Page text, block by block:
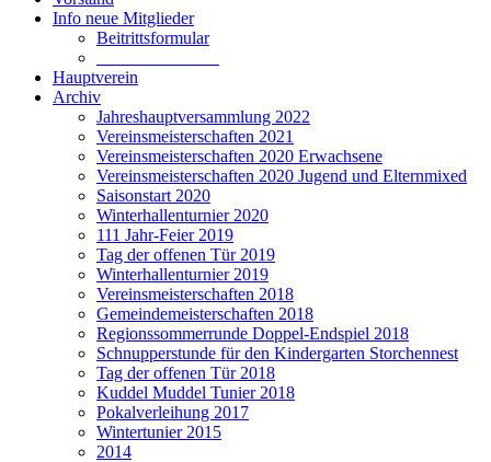
Info neue Mitglieder
Beitrittsformular
Hauptverein
Archiv
Jahreshauptversammlung 2022
Vereinsmeisterschaften 2021
Vereinsmeisterschaften 2020 Erwachsene
Vereinsmeisterschaften 2020 Jugend und Elternmixed
Saisonstart 2020
Winterhallenturnier 2020
111 Jahr-Feier 2019
Tag der offenen Tür 2019
Winterhallenturnier 2019
Vereinsmeisterschaften 2018
Gemeindemeisterschaften 2018
Regionssommerrunde Doppel-Endspiel 2018
Schnupperstunde für den Kindergarten Storchennest
Tag der offenen Tür 2018
Kuddel Muddel Tunier 2018
Pokalverleihung 2017
Wintertunier 2015
2014